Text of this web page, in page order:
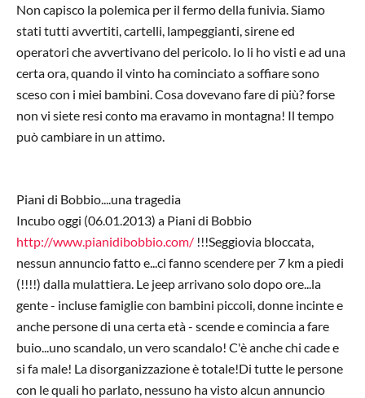
Non capisco la polemica per il fermo della funivia. Siamo
stati tutti avvertiti, cartelli, lampeggianti, sirene ed
operatori che avvertivano del pericolo. Io li ho visti e ad una
certa ora, quando il vinto ha cominciato a soffiare sono
sceso con i miei bambini. Cosa dovevano fare di più? forse
non vi siete resi conto ma eravamo in montagna! Il tempo
può cambiare in un attimo.
Piani di Bobbio....una tragedia
Incubo oggi (06.01.2013) a Piani di Bobbio
http://www.pianidibobbio.com/ !!!Seggiovia bloccata,
nessun annuncio fatto e...ci fanno scendere per 7 km a piedi
(!!!!) dalla mulattiera. Le jeep arrivano solo dopo ore...la
gente - incluse famiglie con bambini piccoli, donne incinte e
anche persone di una certa età - scende e comincia a fare
buio...uno scandalo, un vero scandalo! C'è anche chi cade e
si fa male! La disorganizzazione è totale!Di tutte le persone
con le quali ho parlato, nessuno ha visto alcun annuncio